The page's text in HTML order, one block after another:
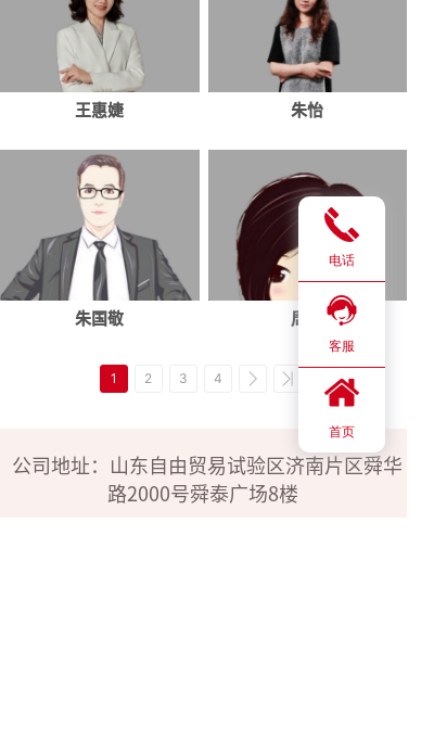
王惠婕 朱怡
朱国敬 周燕
1 2 3 4
公司地址：山东自由贸易试验区济南片区舜华
路2000号舜泰广场8楼
电话
客服
首页